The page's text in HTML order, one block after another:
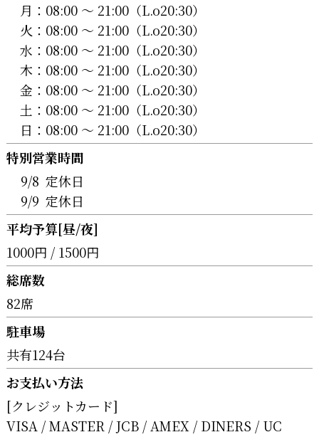
月： 08:00 〜 21:00（L.o20:30）
火： 08:00 〜 21:00（L.o20:30）
水： 08:00 〜 21:00（L.o20:30）
木： 08:00 〜 21:00（L.o20:30）
金： 08:00 〜 21:00（L.o20:30）
土： 08:00 〜 21:00（L.o20:30）
日： 08:00 〜 21:00（L.o20:30）
特別営業時間
9/8 定休日
9/9 定休日
平均予算[昼/夜]
1000円 / 1500円
総席数
82席
駐車場
共有124台
お支払い方法
[クレジットカード]
VISA
MASTER JCB AMEX DINERS
UC